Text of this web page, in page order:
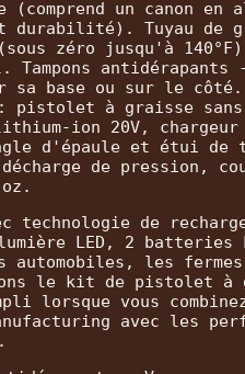
un canon en
durabilité). Tuyau de
zéro jusqu'à
antidérapants
base ou sur le côté.
à graisse
ion 20V,
d'épaule et étui de
de pression,
de
LED, 2
les
le kit de pistolet
lorsque vous
avec les